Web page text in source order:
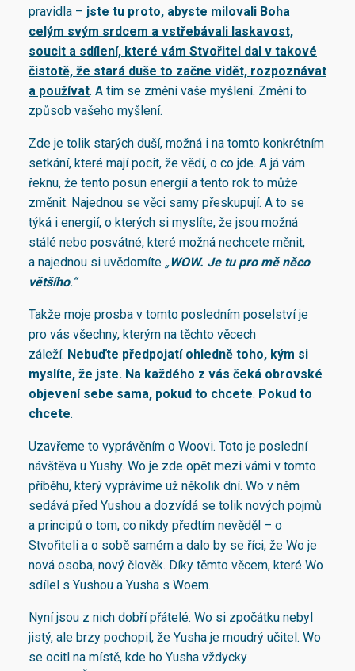
pravidla – jste tu proto, abyste milovali Boha
celým svým srdcem a vstřebávali laskavost,
soucit a sdílení, které vám Stvořitel dal v takové
čistotě, že stará duše to začne vidět, rozpoznávat
a používat. A tím se změní vaše myšlení. Změní to
způsob vašeho myšlení.
Zde je tolik starých duší, možná i na tomto konkrétním
setkání, které mají pocit, že vědí, o co jde. A já vám
řeknu, že tento posun energií a tento rok to může
změnit. Najednou se věci samy přeskupují. A to se
týká i energií, o kterých si myslíte, že jsou možná
stálé nebo posvátné, které možná nechcete měnit,
a najednou si uvědomíte „WOW. Je tu pro mě něco
většího.“
Takže moje prosba v tomto posledním poselství je
pro vás všechny, kterým na těchto věcech
záleží. Nebuďte předpojatí ohledně toho, kým si
myslíte, že jste. Na každého z vás čeká obrovské
objevení sebe sama, pokud to chcete. Pokud to
chcete.
Uzavřeme to vyprávěním o Woovi. Toto je poslední
návštěva u Yushy. Wo je zde opět mezi vámi v tomto
příběhu, který vyprávíme už několik dní. Wo v něm
sedává před Yushou a dozvídá se tolik nových pojmů
a principů o tom, co nikdy předtím nevěděl – o
Stvořiteli a o sobě samém a dalo by se říci, že Wo je
nová osoba, nový člověk. Díky těmto věcem, které Wo
sdílel s Yushou a Yusha s Woem.
Nyní jsou z nich dobří přátelé. Wo si zpočátku nebyl
jistý, ale brzy pochopil, že Yusha je moudrý učitel. Wo
se ocitl na místě, kde ho Yusha vždycky